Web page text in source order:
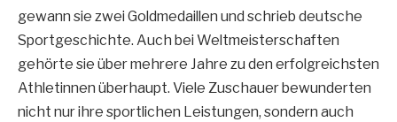
gewann sie zwei Goldmedaillen und schrieb deutsche
Sportgeschichte. Auch bei Weltmeisterschaften
gehörte sie über mehrere Jahre zu den erfolgreichsten
Athletinnen überhaupt. Viele Zuschauer bewunderten
nicht nur ihre sportlichen Leistungen, sondern auch